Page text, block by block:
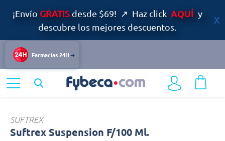
¡Envío GRATISdesde $69! ↗ Haz click AQUÍ y
descubre los mejores descuentos.
Farmacias 24H
Infecciones y Vacunas
SUFTREX
Suftrex Suspension F/100 Ml.